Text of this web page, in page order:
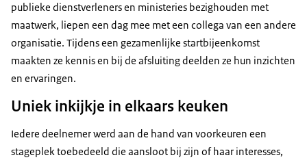
publieke dienstverleners en ministeries bezighouden met
maatwerk, liepen een dag mee met een collega van een andere
organisatie. Tijdens een gezamenlijke startbijeenkomst
maakten ze kennis en bij de afsluiting deelden ze hun inzichten
en ervaringen.
Uniek inkijkje in elkaars keuken
Iedere deelnemer werd aan de hand van voorkeuren een
stageplek toebedeeld die aansloot bij zijn of haar interesses,